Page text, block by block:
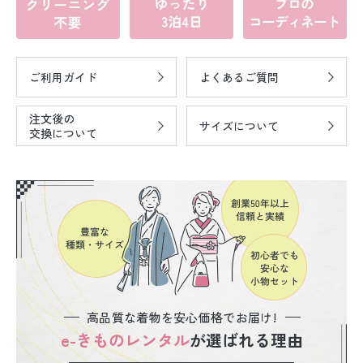
ご利用ガイド よくあるご質問
注文後の
交換について
サイズについて
高品質な着物を安心価格でお届け!
e-きものレンタルが選ばれる理由